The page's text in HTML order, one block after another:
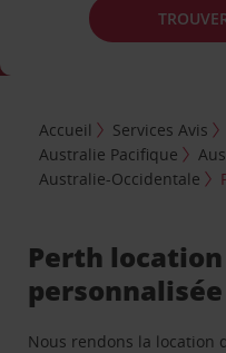
Accueil Services Avis
Australie Pacifique
Australie-Occidentale
Perth
personnalisée
Nous rendons la location